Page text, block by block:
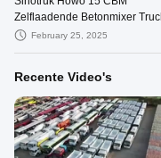
Zelflaadende Betonmixer
met WEICHAI motor
February 25, 2025
Recente Video's